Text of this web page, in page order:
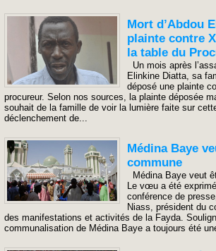
Mort d’Abdou
plainte contre
la table du
Un mois après
Elinkine Diatta, sa
déposé une plainte
procureur. Selon nos sources, la plainte déposée
souhait de la famille de voir la lumière faite sur
déclenchement de...
Médina Baye
commune
Médina Baye veut
Le vœu a été
conférence de
Niass, président du
des manifestations et activités de la Fayda.
communalisation de Médina Baye a toujours été